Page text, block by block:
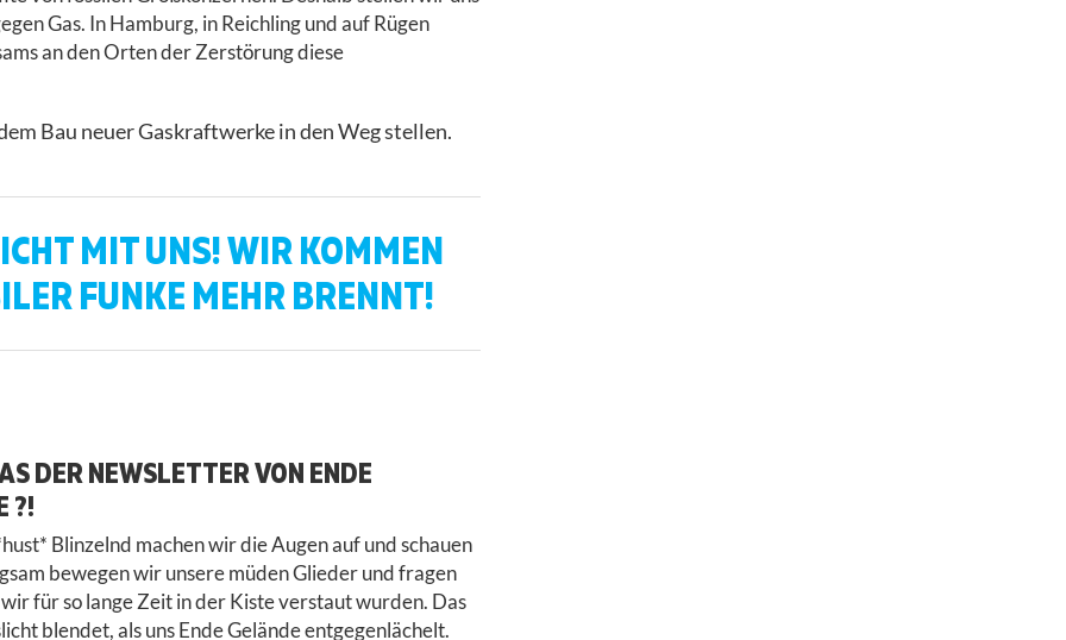
Gas. In Hamburg, in Reichling und auf Rügen
an den Orten der Zerstörung diese
Bau neuer Gaskraftwerke in den Weg stellen.
MIT UNS! WIR KOMMEN
FUNKE MEHR BRENNT!
DER NEWSLETTER VON ENDE
?!
Blinzelnd machen wir die Augen auf und schauen
bewegen wir unsere müden Glieder und fragen
für so lange Zeit in der Kiste verstaut wurden. Das
blendet, als uns Ende Gelände entgegenlächelt.